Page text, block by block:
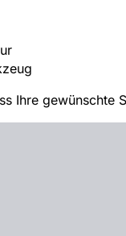
Ihre gewünschte